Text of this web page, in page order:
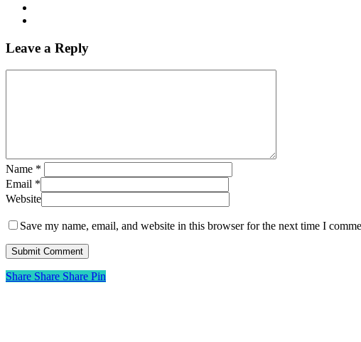
Leave a Reply
Name *
Email *
Website
Save my name, email, and website in this browser for the next time I
Share
Share Share Share Pin